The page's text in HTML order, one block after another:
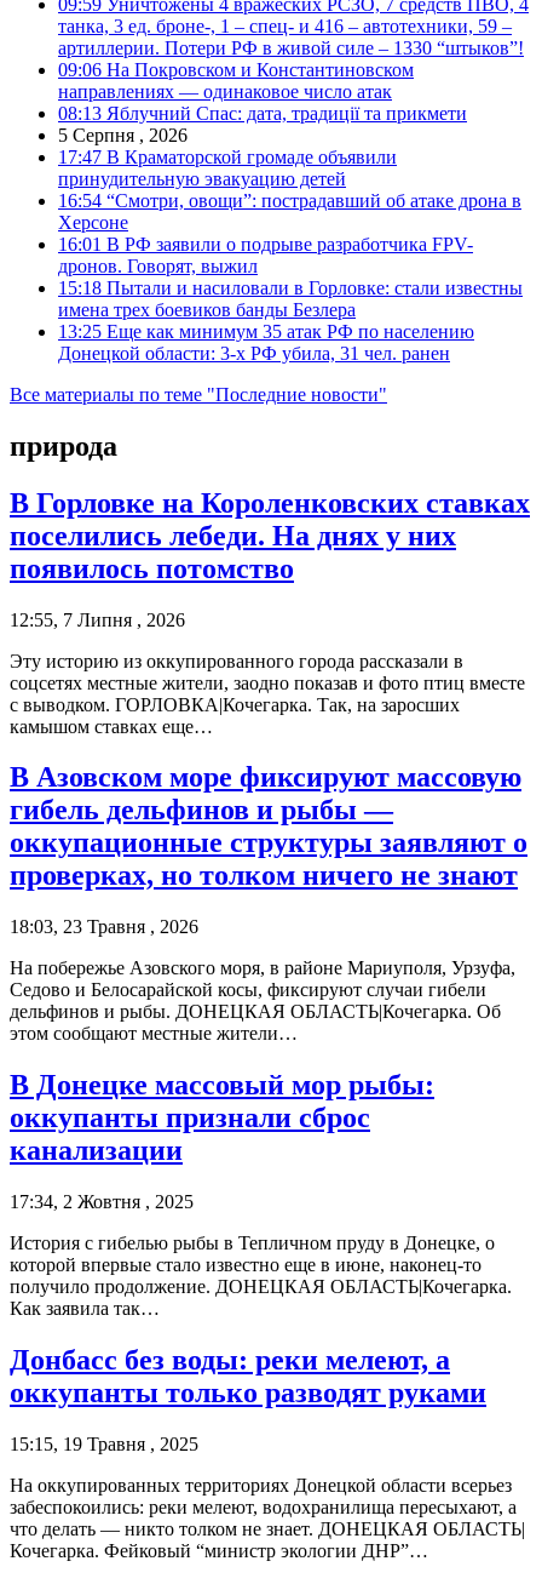
танка, 3 ед. броне-, 1 – спец- и 416 – автотехники, 59 –
артиллерии. Потери РФ в живой силе – 1330 “штыков”!
09:06 На Покровском и Константиновском
направлениях — одинаковое число атак
08:13 Яблучний Спас: дата, традиції та прикмети
5 Серпня , 2026
17:47 В Краматорской громаде объявили
принудительную эвакуацию детей
16:54 “Смотри, овощи”: пострадавший об атаке дрона в
Херсоне
16:01 В РФ заявили о подрыве разработчика FPV-
дронов. Говорят, выжил
15:18 Пытали и насиловали в Горловке: стали известны
имена трех боевиков банды Безлера
13:25 Еще как минимум 35 атак РФ по населению
Донецкой области: 3-х РФ убила, 31 чел. ранен
Все материалы по теме "Последние новости"
природа
В Горловке на Короленковских ставках
поселились лебеди. На днях у них
появилось потомство
12:55, 7 Липня , 2026
Эту историю из оккупированного города рассказали в
соцсетях местные жители, заодно показав и фото птиц вместе
с выводком. ГОРЛОВКА|Кочегарка. Так, на заросших
камышом ставках еще…
В Азовском море фиксируют массовую
гибель дельфинов и рыбы —
оккупационные структуры заявляют о
проверках, но толком ничего не знают
18:03, 23 Травня , 2026
На побережье Азовского моря, в районе Мариуполя, Урзуфа,
Седово и Белосарайской косы, фиксируют случаи гибели
дельфинов и рыбы. ДОНЕЦКАЯ ОБЛАСТЬ|Кочегарка. Об
этом сообщают местные жители…
В Донецке массовый мор рыбы:
оккупанты признали сброс
канализации
17:34, 2 Жовтня , 2025
История с гибелью рыбы в Тепличном пруду в Донецке, о
которой впервые стало известно еще в июне, наконец-то
получило продолжение. ДОНЕЦКАЯ ОБЛАСТЬ|Кочегарка.
Как заявила так…
Донбасс без воды: реки мелеют, а
оккупанты только разводят руками
15:15, 19 Травня , 2025
На оккупированных территориях Донецкой области всерьез
забеспокоились: реки мелеют, водохранилища пересыхают, а
что делать — никто толком не знает. ДОНЕЦКАЯ ОБЛАСТЬ|
Кочегарка. Фейковый “министр экологии ДНР”…